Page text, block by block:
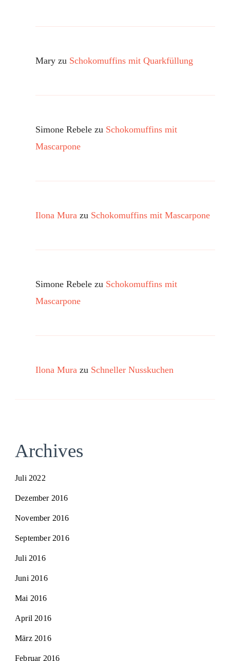
Mary zu Schokomuffins mit Quarkfüllung
Simone Rebele zu Schokomuffins mit
Mascarpone
Ilona Mura zu Schokomuffins mit Mascarpone
Simone Rebele zu Schokomuffins mit
Mascarpone
Ilona Mura zu Schneller Nusskuchen
Archives
Juli 2022
Dezember 2016
November 2016
September 2016
Juli 2016
Juni 2016
Mai 2016
April 2016
März 2016
Februar 2016